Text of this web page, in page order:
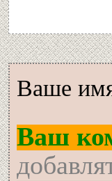
Вашe
Ваш